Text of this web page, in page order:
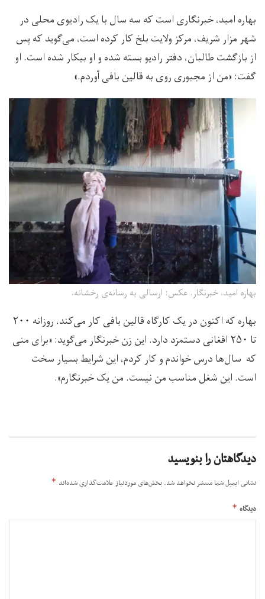
بهاره امید، خبرنگاری است که سه سال با یک رادیوی محلی در
شهر مزار شریف، مرکز ولایت بلخ کار کرده است، می‌گوید که پس
از بازگشت طالبان، دفتر رادیو بسته شده و او بیکار شده است. او
گفت: «من از مجبوری روی به قالین بافی آوردم.»
بهاره امید، خبرنگار. عکس: ارسالی به رسانه‌ی رخشانه.
بهاره که اکنون در یک کارگاه قالین بافی کار می‌کند، روزانه ۲۰۰
تا ۲۵۰ افغانی دستمزد دارد. این زن خبرنگار می‌گوید: «برای منی
که سال‌ها درس خواندم و کار کردم، این شرایط بسیار سخت
است. این شغل مناسب من نیست. من یک خبرنگارم».
دیدگاهتان را بنویسید
نشانی ایمیل شما منتشر نخواهد شد. بخش‌های موردنیاز علامت‌گذاری شده‌اند *
دیدگاه *